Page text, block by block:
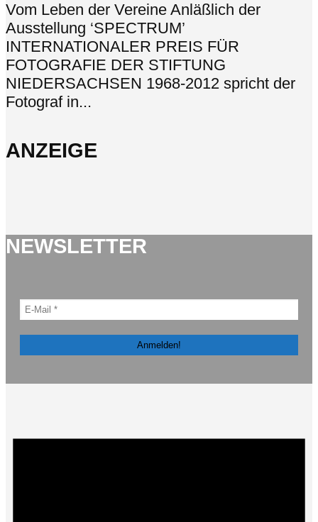
Vom Leben der Vereine Anläßlich der
Ausstellung ‘SPECTRUM’
INTERNATIONALER PREIS FÜR
FOTOGRAFIE DER STIFTUNG
NIEDERSACHSEN 1968-2012 spricht der
Fotograf in...
ANZEIGE
NEWSLETTER